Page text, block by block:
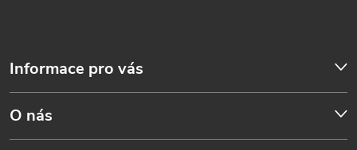
Informace pro vás
O nás